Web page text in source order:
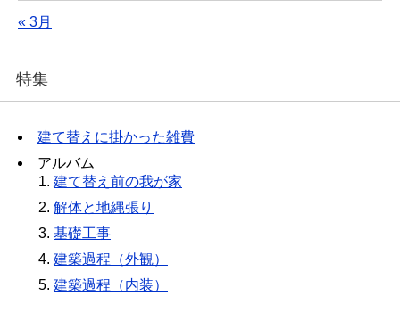
« 3月
特集
建て替えに掛かった雑費
アルバム
建て替え前の我が家
解体と地縄張り
基礎工事
建築過程（外観）
建築過程（内装）